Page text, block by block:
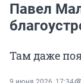
Павел
Там даже